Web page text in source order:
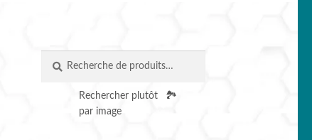
pour :
RECHERCHE
Rechercher plutôt
par image
🏞️